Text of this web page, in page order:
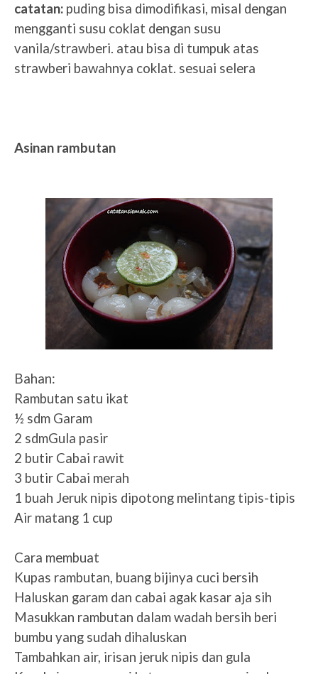
catatan: puding bisa dimodifikasi, misal dengan
mengganti susu coklat dengan susu
vanila/strawberi. atau bisa di tumpuk atas
strawberi bawahnya coklat. sesuai selera
Asinan rambutan
Bahan:
Rambutan satu ikat
½ sdm Garam
2 sdmGula pasir
2 butir Cabai rawit
3 butir Cabai merah
1 buah Jeruk nipis dipotong melintang tipis-tipis
Air matang 1 cup
Cara membuat
Kupas rambutan, buang bijinya cuci bersih
Haluskan garam dan cabai agak kasar aja sih
Masukkan rambutan dalam wadah bersih beri
bumbu yang sudah dihaluskan
Tambahkan air, irisan jeruk nipis dan gula